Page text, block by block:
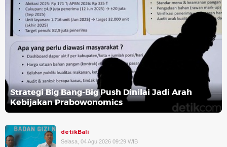
Strategi Big Bang-Big Push Dinilai Jadi Arah
Kebijakan Prabowonomics
detikBali
Selasa, 04 Agu 2026 09:29 WIB